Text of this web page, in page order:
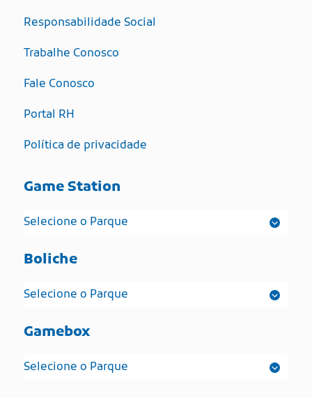
Responsabilidade Social
Trabalhe Conosco
Fale Conosco
Portal RH
Política de privacidade
Game Station
Boliche
Gamebox